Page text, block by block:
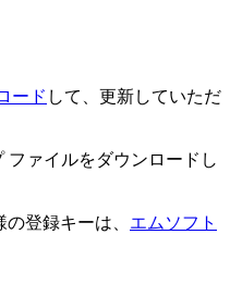
ード して、更新していただ
ファイルをダウンロードし
登録キーは、 エムソフト